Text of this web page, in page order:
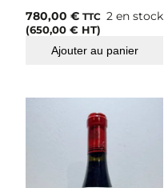
780,00€ TTC
(650,00€ HT)
2 en stock
Ajouter au panier